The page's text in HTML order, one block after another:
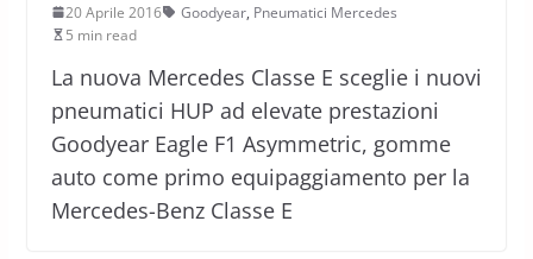
20 Aprile 2016 Goodyear, Pneumatici Mercedes
5 min read
La nuova Mercedes Classe E sceglie i nuovi
pneumatici HUP ad elevate prestazioni
Goodyear Eagle F1 Asymmetric, gomme
auto come primo equipaggiamento per la
Mercedes-Benz Classe E